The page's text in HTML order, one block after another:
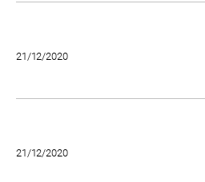
21/12/2020
21/12/2020